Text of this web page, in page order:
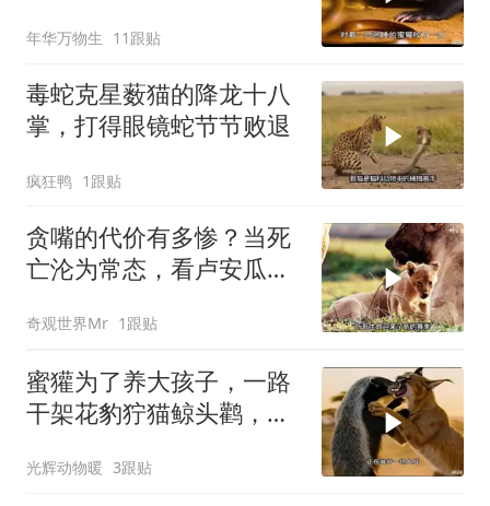
年华万物生 11跟贴
毒蛇克星薮猫的降龙十八
掌，打得眼镜蛇节节败退
疯狂鸭 1跟贴
贪嘴的代价有多惨？当死
亡沦为常态，看卢安瓜河
戏”
奇观世界Mr 1跟贴
蜜獾为了养大孩子，一路
干架花豹狞猫鲸头鹳，养
光辉动物暖 3跟贴